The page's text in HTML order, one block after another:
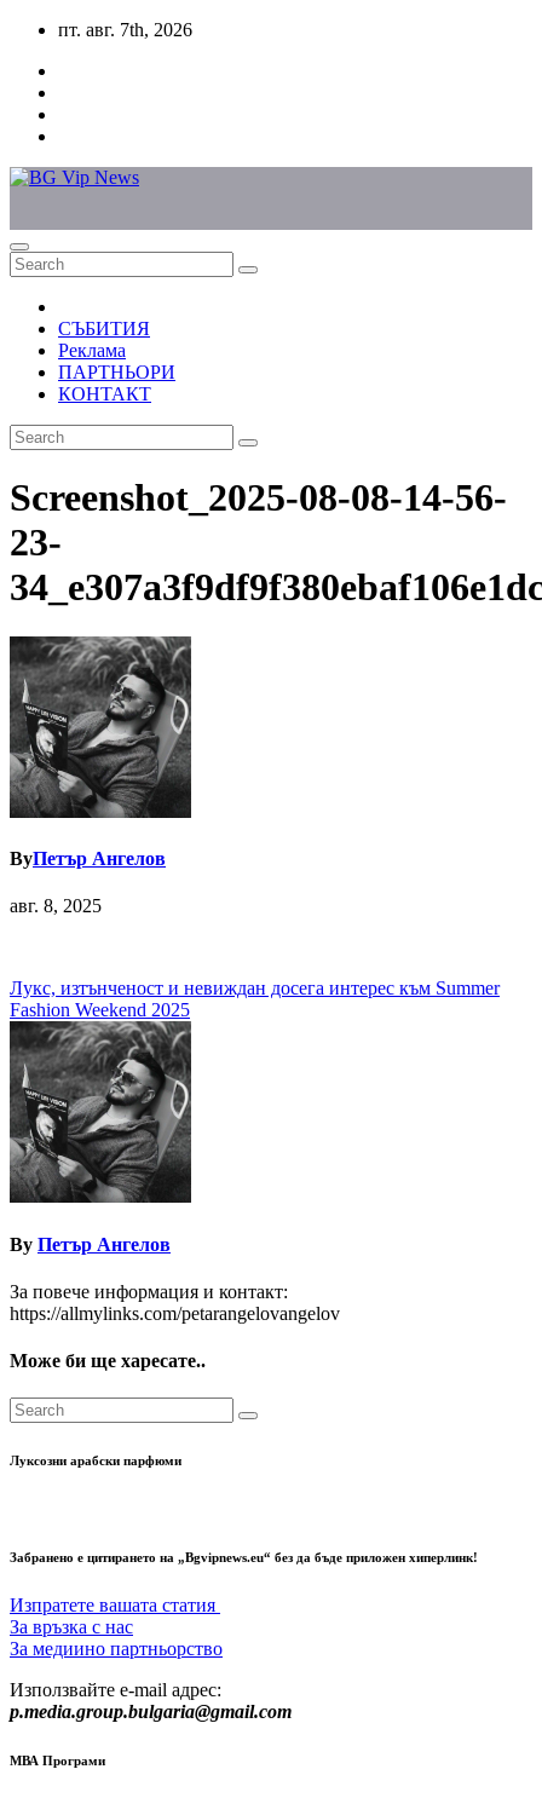
Skip
content
пт. авг. 7th, 2026
СЪБИТИЯ
Реклама
ПАРТНЬОРИ
КОНТАКТ
Screenshot_2025-08-08-14-56-
23-
ByПетър Ангелов
авг. 8, 2025
Навигация
Лукс, изтънченост и невиждан досега интерес към Summer
Fashion Weekend 2025
By Петър Ангелов
За повече информация и контакт:
https://allmylinks.com/petarangelovangelov
Може би ще харесате..
Луксозни арабски парфюми
Забранено е цитирането на „Bgvipnews.eu“ без да бъде приложен хиперлинк!
Изпратете вашата статия
За връзка с нас
За медиино партньорство
Използвайте e-mail адрес:
p.media.group.bulgaria@gmail.com
МВА Програми